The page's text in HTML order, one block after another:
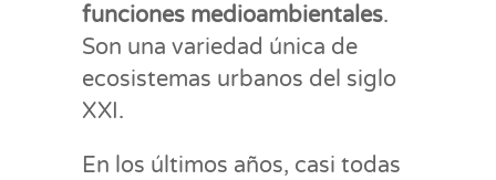
funciones medioambientales.
Son una variedad única de
ecosistemas urbanos del siglo
XXI.
En los últimos años, casi todas